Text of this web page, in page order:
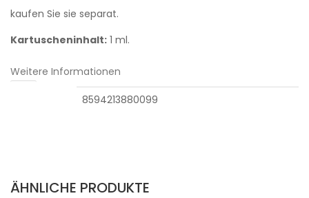
kaufen Sie sie separat.
Kartuscheninhalt: 1 ml.
Weitere Informationen
8594213880099
ÄHNLICHE PRODUKTE